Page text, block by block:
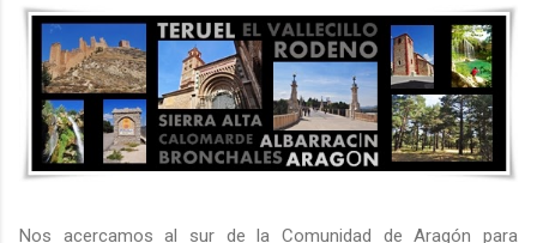
Nos acercamos al sur de la Comunidad de Aragón para